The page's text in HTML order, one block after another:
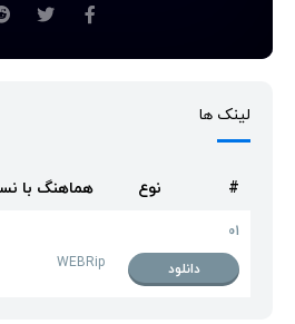
لینک ها
# نوع هماهنگ با
01
دانلود
WEBRip